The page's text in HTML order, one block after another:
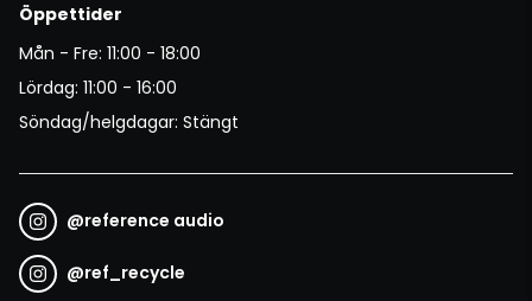
Öppettider
Mån - Fre: 11:00 - 18:00
Lördag: 11:00 - 16:00
Söndag/helgdagar: Stängt
@reference audio
@ref_recycle